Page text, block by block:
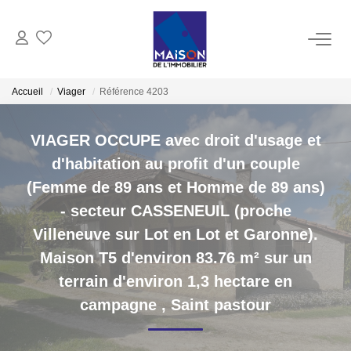
LOCATION
GESTION
ESTIMATION
Estimer Vendre
Estimation En Ligne Gratuite
Biens Vendus
Accueil Viager Référence 4203
VIAGER OCCUPE avec droit d'usage et
d'habitation au profit d'un couple
(Femme de 89 ans et Homme de 89 ans)
- secteur CASSENEUIL (proche
Villeneuve sur Lot en Lot et Garonne).
Maison T5 d'environ 83.76 m² sur un
terrain d'environ 1,3 hectare en
campagne , Saint pastour